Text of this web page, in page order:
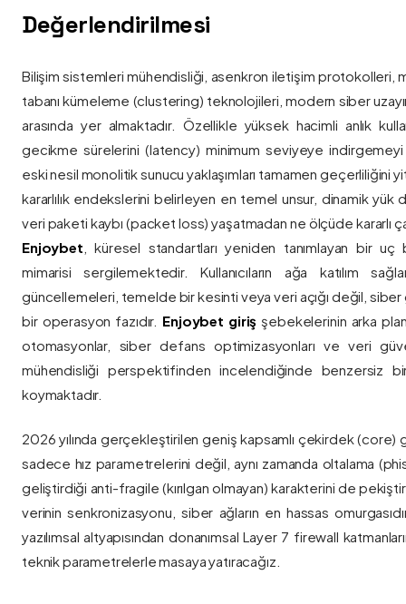
Değerlendirilmesi
Bilişim sistemleri mühendisliği, asenkron iletişim protokolleri,
tabanı kümeleme (clustering) teknolojileri, modern siber
arasında yer almaktadır. Özellikle yüksek hacimli anlık
gecikme sürelerini (latency) minimum seviyeye
eski nesil monolitik sunucu yaklaşımları tamamen geçerliliğini
kararlılık endekslerini belirleyen en temel unsur, dinamik yük
veri paketi kaybı (packet loss) yaşatmadan ne ölçüde kararlı
Enjoybet , küresel standartları yeniden tanımlayan bir
mimarisi sergilemektedir. Kullanıcıların ağa katılım
güncellemeleri, temelde bir kesinti veya veri açığı değil, siber
bir operasyon fazıdır. Enjoybet giriş şebekelerinin arka
otomasyonlar, siber defans optimizasyonları ve veri
mühendisliği perspektifinden incelendiğinde benzersiz
koymaktadır.
2026 yılında gerçekleştirilen geniş kapsamlı çekirdek
sadece hız parametrelerini değil, aynı zamanda oltalama
geliştirdiği anti-fragile (kırılgan olmayan) karakterini de
verinin senkronizasyonu, siber ağların en hassas
yazılımsal altyapısından donanımsal Layer 7 firewall
teknik parametrelerle masaya yatıracağız.